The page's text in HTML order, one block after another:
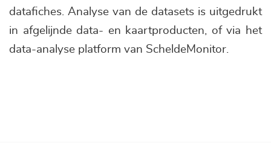
datafiches. Analyse van de datasets is uitgedrukt
in afgelijnde data- en kaartproducten, of via het
data-analyse platform van ScheldeMonitor.